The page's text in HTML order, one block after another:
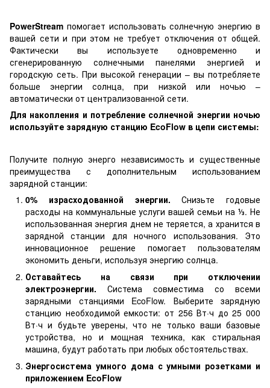
PowerStream помогает использовать солнечную энергию в
вашей сети и при этом не требует отключения от общей.
Фактически вы используете одновременно и
сгенерированную солнечными панелями энергией и
городскую сеть. При высокой генерации – вы потребляете
больше энергии солнца, при низкой или ночью –
автоматически от централизованной сети.
Для накопления и потребление солнечной энергии ночью
используйте зарядную станцию ​​EcoFlow в цепи системы:
Получите полную энерго независимость и существенные
преимущества с дополнительным использованием
зарядной станции:
0% израсходованной энергии. Снизьте годовые
расходы на коммунальные услуги вашей семьи на ⅓. Не
использованная энергия днем ​​не теряется, а хранится в
зарядной станции для ночного использования. Это
инновационное решение помогает пользователям
экономить деньги, используя энергию солнца.
Оставайтесь на связи при отключении
электроэнергии. Система совместима со всеми
зарядными станциями EcoFlow. Выберите зарядную
станцию ​​необходимой емкости: от 256 Вт·ч до 25 000
Вт·ч и будьте уверены, что не только ваши базовые
устройства, но и мощная техника, как стиральная
машина, будут работать при любых обстоятельствах.
Энергосистема умного дома с умными розетками и
приложением EcoFlow